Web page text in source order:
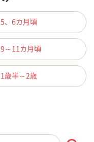
5、6カ月頃
9～11カ月頃
1歳半～2歳